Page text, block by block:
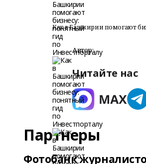
Как в Башкирии помогают
Автор:
Читайте нас
Партнеры
Фотобанк